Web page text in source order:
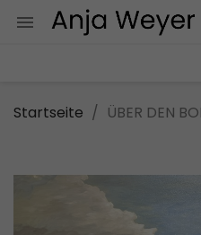

Startseite ÜBER DEN